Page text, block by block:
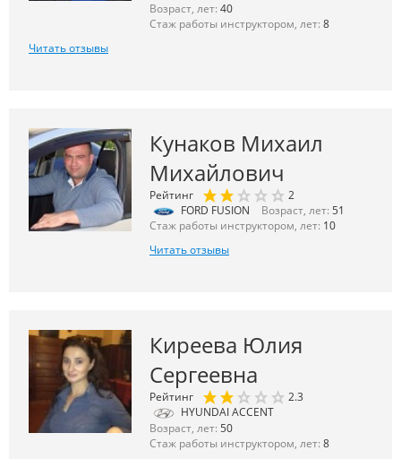
Возраст, лет: 40
Стаж работы инструктором, лет: 8
Читать отзывы
Кунаков Михаил
Михайлович
Рейтинг
2
FORD FUSION
Возраст, лет: 51
Стаж работы инструктором, лет: 10
Читать отзывы
Киреева Юлия
Сергеевна
Рейтинг
2.3
HYUNDAI ACCENT
Возраст, лет: 50
Стаж работы инструктором, лет: 8